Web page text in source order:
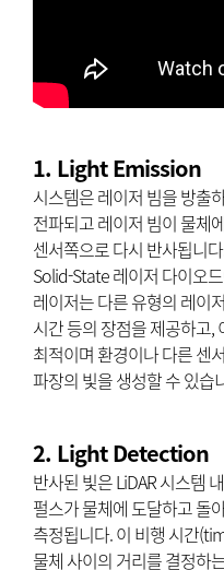
1. Light Emission
시스템은 레이저 빔을 방출
전파되고 레이저 빔이 물체
센서쪽으로 다시 반사됩니
Solid-State 레이저 다이오
레이저는 다른 유형의 레이
시간 등의 장점을 제공하고,
최적이며 환경이나 다른 센
파장의 빛을 생성할 수 있습
2. Light Detection
반사된 빛은 LiDAR 시스템
펄스가 물체에 도달하고 돌
측정됩니다. 이 비행 시간
물체 사이의 거리를 결정하